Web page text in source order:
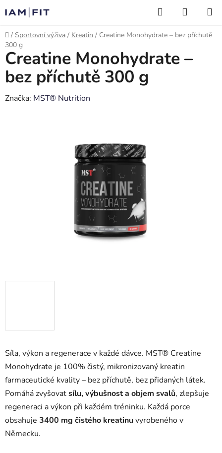
na
obsah
Hledat
KOŠÍK
Domů
/ Sportovní výživa / Kreatin / Creatine Monohydrate – bez příchutě
300 g
Síla, výkon a regenerace v každé dávce. MST® Creatine
Monohydrate je 100% čistý, mikronizovaný kreatin
farmaceutické kvality – bez příchutě, bez přidaných látek.
Pomáhá zvyšovatsílu, výbušnost a objem svalů, zlepšuje
regeneraci a výkon při každém tréninku. Každá porce
obsahuje 3400 mg čistého kreatinuvyrobeného v
Německu.
Creatine Monohydrate –
bez příchutě 300 g
Značka: MST® Nutrition